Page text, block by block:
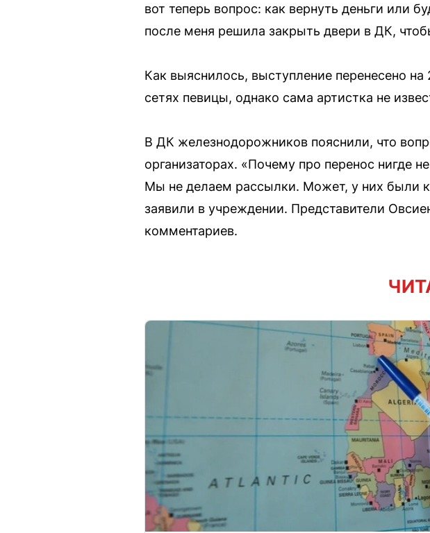
вот теперь вопрос: как вернуть деньги или
после меня решила закрыть двери в ДК,
Как выяснилось, выступление перенесено
сетях певицы, однако сама артистка не
В ДК железнодорожников пояснили, что
организаторах. «Почему про перенос нигде
Мы не делаем рассылки. Может, у них были
заявили в учреждении. Представители
комментариев.